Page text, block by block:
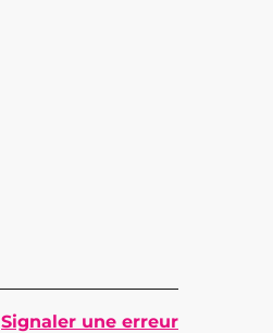
Signaler une erreur